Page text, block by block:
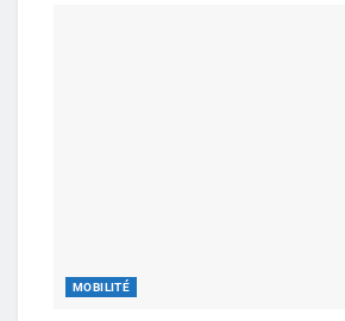
MOBILITÉ